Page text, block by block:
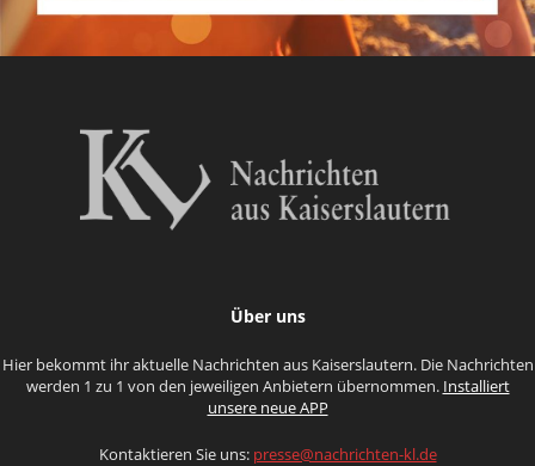
Über uns
Hier bekommt ihr aktuelle Nachrichten aus Kaiserslautern. Die Nachrichten
werden 1 zu 1 von den jeweiligen Anbietern übernommen. Installiert
unsere neue APP
Kontaktieren Sie uns: presse@nachrichten-kl.de